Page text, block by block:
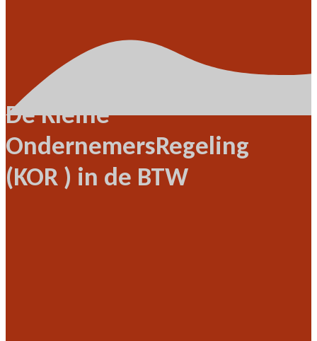
De Kleine
OndernemersRegeling
(KOR ) in de BTW